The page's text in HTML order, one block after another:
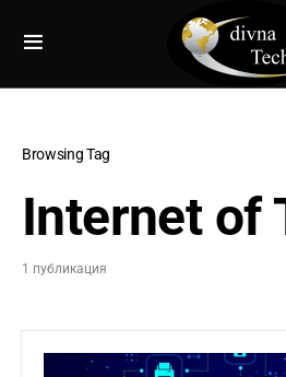
Browsing Tag
Internet of
1 публикация